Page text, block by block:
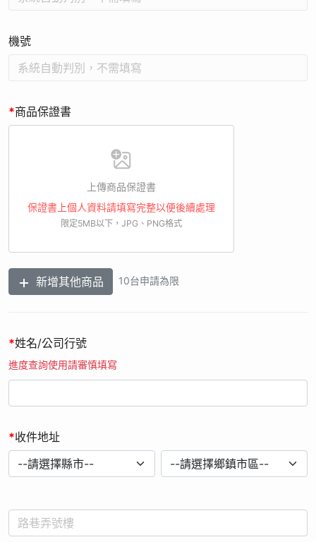
8. 本活動須於活動時間內，購買指定商品，完成活動登錄，如未
會，依商品保證書編號為準。
9. 活動登錄者保證所有填寫資料或提出之資料均為真實且正確，
無任何違法且未冒用或盜用任何第三人資料。任何不實或不符資
間購買之商品的「商品機號」、「保證書編號」等，如經查證將
取消贈品資格，不另行公告。
10. 個人資料利用之期間：比照商業會計法5年或因執行業務所必
須之保存期間（以期限最長者為準）。您的個人資料原則上僅會
以電子檔形式於我國境內供本公司作為辦理本活動之處理或利
用，不移作其他用途。
11. 您可依個人資料保護法規定，就您提供的個人資料向本公司
給複製本。(3)請求補充或更正。(4)請求停止蒐集、處理或利
用。(5)請求刪除。
12. 您可自由選擇是否提供個人資料，若您選擇不提供個人資料
13. 經檢舉或查證註冊者有直接或間接以不正常手法進行網路註
冊行為，本公司有權取消其贈品資格，並保留法律追訴權。
14. 如經由活動小組審查發現發票日期、購買通路、購買品項不
保留修正活動時間之權利。
16. 當您參加本活動並提供個人資料時，即視為您已瞭解上述相
關內容，並同意本公司於法令允許範圍內蒐集、處理及利用您的
知，並有權對本活動之事宜作出解釋或裁決。;
機號
*商品保證書
上傳商品保證書
保證書上個人資料請填寫完整以便後續處理
限定5MB以下，JPG、PNG格式
新增其他商品 10台申請為限
*姓名/公司行號
進度查詢使用請審慎填寫
*收件地址